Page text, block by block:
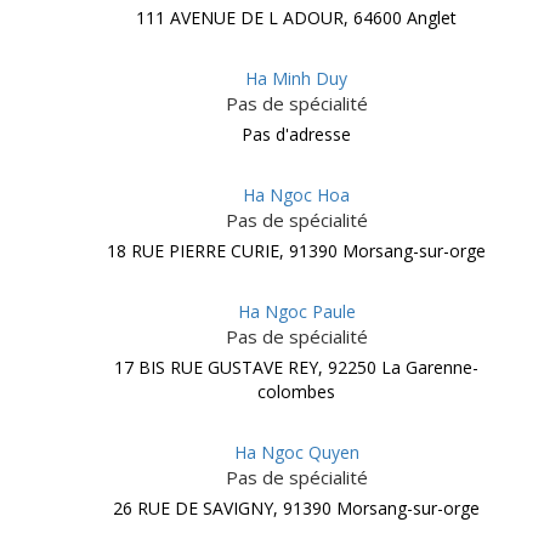
111 AVENUE DE L ADOUR, 64600 Anglet
Ha Minh Duy
Pas de spécialité
Pas d'adresse
Ha Ngoc Hoa
Pas de spécialité
18 RUE PIERRE CURIE, 91390 Morsang-sur-orge
Ha Ngoc Paule
Pas de spécialité
17 BIS RUE GUSTAVE REY, 92250 La Garenne-
colombes
Ha Ngoc Quyen
Pas de spécialité
26 RUE DE SAVIGNY, 91390 Morsang-sur-orge